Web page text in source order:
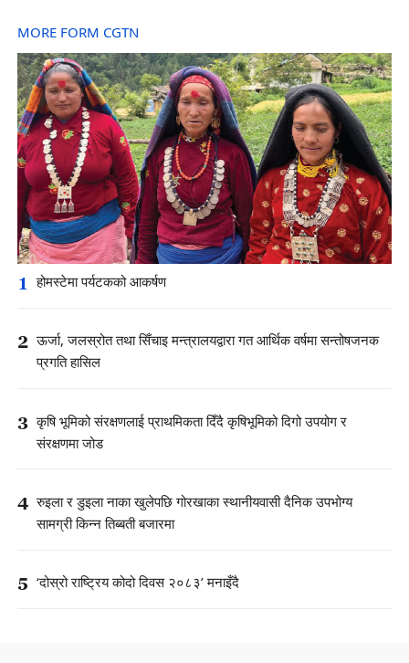
MORE FORM CGTN
1 होमस्टेमा पर्यटकको आकर्षण
2 ऊर्जा, जलस्रोत तथा सिँचाइ मन्त्रालयद्वारा गत आर्थिक वर्षमा सन्तोषजनक
प्रगति हासिल
3 कृषि भूमिको संरक्षणलाई प्राथमिकता दिँदै कृषिभूमिको दिगो उपयोग र
संरक्षणमा जोड
4 रुइला र डुइला नाका खुलेपछि गोरखाका स्थानीयवासी दैनिक उपभोग्य
सामग्री किन्न तिब्बती बजारमा
5 ‘दोस्रो राष्ट्रिय कोदो दिवस २०८३’ मनाइँदै